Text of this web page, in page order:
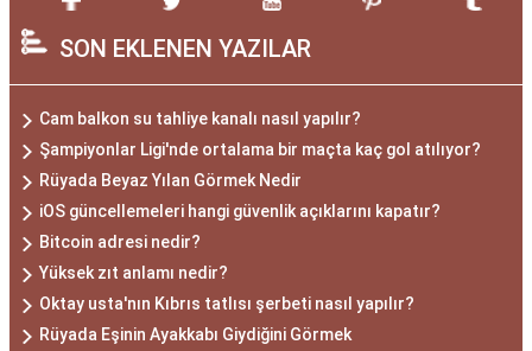
SON EKLENEN YAZILAR
Cam balkon su tahliye kanalı nasıl yapılır?
Şampiyonlar Ligi'nde ortalama bir maçta kaç gol atılıyor?
Rüyada Beyaz Yılan Görmek Nedir
iOS güncellemeleri hangi güvenlik açıklarını kapatır?
Bitcoin adresi nedir?
Yüksek zıt anlamı nedir?
Oktay usta'nın Kıbrıs tatlısı şerbeti nasıl yapılır?
Rüyada Eşinin Ayakkabı Giydiğini Görmek